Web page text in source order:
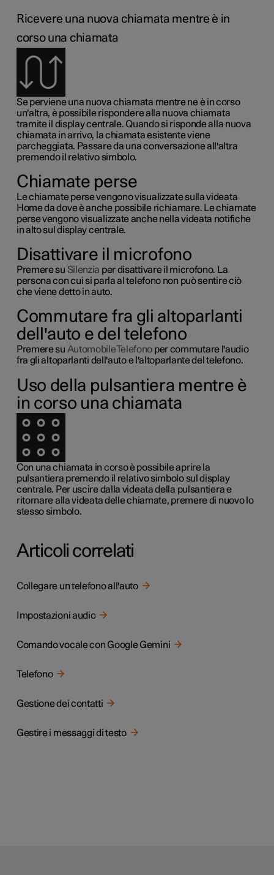
Ricevere una nuova chiamata mentre è in
corso una chiamata
Se perviene una nuova chiamata mentre ne è in corso
un'altra, è possibile rispondere alla nuova chiamata
tramite il display centrale. Quando si risponde alla nuova
chiamata in arrivo, la chiamata esistente viene
parcheggiata. Passare da una conversazione all'altra
premendo il relativo simbolo.
Chiamate perse
Le chiamate perse vengono visualizzate sulla videata
Home da dove è anche possibile richiamare. Le chiamate
perse vengono visualizzate anche nella videata notifiche
in alto sul display centrale.
Disattivare il microfono
Premere su Silenzia per disattivare il microfono. La
persona con cui si parla al telefono non può sentire ciò
che viene detto in auto.
Commutare fra gli altoparlanti
dell'auto e del telefono
Premere su AutomobileTelefono per commutare l'audio
fra gli altoparlanti dell'auto e l'altoparlante del telefono.
Uso della pulsantiera mentre è
in corso una chiamata
Con una chiamata in corso è possibile aprire la
pulsantiera premendo il relativo simbolo sul display
centrale. Per uscire dalla videata della pulsantiera e
ritornare alla videata delle chiamate, premere di nuovo lo
stesso simbolo.
Articoli correlati
Collegare un telefono all'auto
Impostazioni audio
Comando vocale con Google Gemini
Telefono
Gestione dei contatti
Gestire i messaggi di testo